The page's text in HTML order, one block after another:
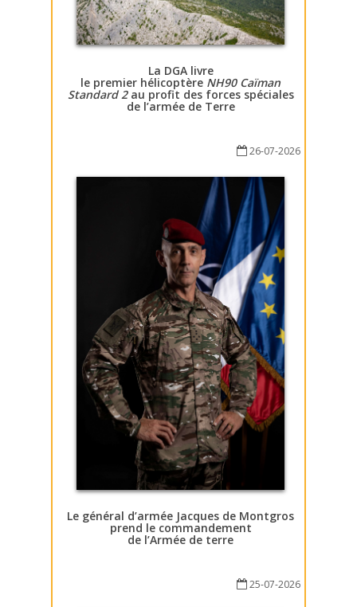
La DGA livre
le premier hélicoptère NH90 Caïman
Standard 2au profit des forces spéciales
de l’armée de Terre
26-07-2026
Le général d’armée Jacques de Montgros
prend le commandement
de l’Armée de terre
25-07-2026